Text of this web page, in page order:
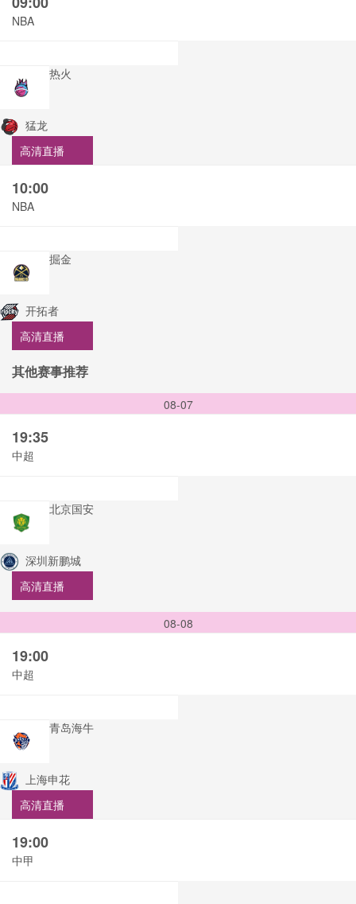
NBA
热火
猛龙
高清直播
10:00
NBA
掘金
开拓者
高清直播
其他赛事推荐
08-07
19:35
中超
北京国安
深圳新鹏城
高清直播
08-08
19:00
中超
青岛海牛
上海申花
高清直播
19:00
中甲